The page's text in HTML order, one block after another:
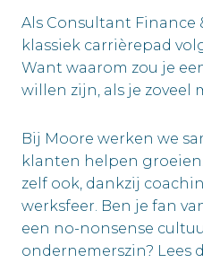
Als Consultant Finance
klassiek carrièrepad
Want waarom zou je
willen zijn, als je zoveel
Bij Moore werken we
klanten helpen
zelf ook, dankzij
werksfeer. Ben je fan
een no-nonsense
ondernemerszin? Lees